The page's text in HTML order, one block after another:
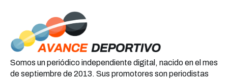
Somos un periódico independiente digital, nacido en el mes
de septiembre de 2013. Sus promotores son periodistas